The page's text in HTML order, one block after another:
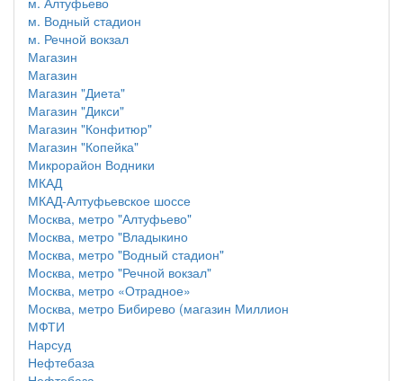
м. Водный стадион
м. Речной вокзал
Магазин
Магазин
Магазин "Диета"
Магазин "Дикси"
Магазин "Конфитюр"
Магазин "Копейка"
Микрорайон Водники
МКАД
МКАД-Алтуфьевское шоссе
Москва, метро "Алтуфьево"
Москва, метро "Владыкино
Москва, метро "Водный стадион"
Москва, метро "Речной вокзал"
Москва, метро «Отрадное»
Москва, метро Бибирево (магазин Миллион
МФТИ
Нарсуд
Нефтебаза